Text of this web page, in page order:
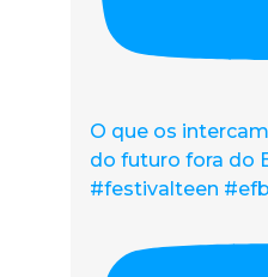
O que os
do futuro fora do
#festivalteen